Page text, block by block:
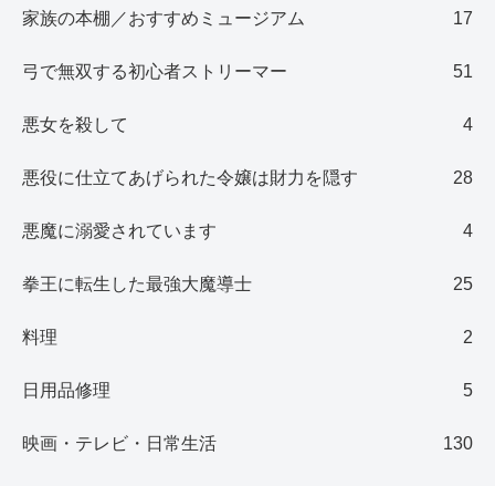
家族の本棚／おすすめミュージアム 17
弓で無双する初心者ストリーマー 51
悪女を殺して 4
悪役に仕立てあげられた令嬢は財力を隠す 28
悪魔に溺愛されています 4
拳王に転生した最強大魔導士 25
料理 2
日用品修理 5
映画・テレビ・日常生活 130